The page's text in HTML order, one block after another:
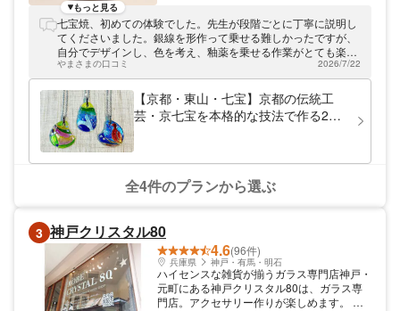
時代に開花した七宝とは、金属製の下地の上
に釉薬を乗せ高温で焼成することで美しいガ
ラス様の質感が得られる伝統工芸のひとつで
ど歴史のある七宝。ヒロミ・アートでは、現
代的にアレンジした京七宝の体験をみなさま
にご提供しています。シンプルな色付けから
本格的な有線七宝まで！その優雅な輝きはい
ることができます（※有線七宝とは、細い線
状の金属を文様の輪郭線に用い、それを境界
にして釉薬（ガラス質の粉）を焼きつける技
も魅力。あなただけのオリジナル七宝を作っ
てみませんか？お待ちしております！
もっと見る
七宝焼、初めての体験でした。先生が段階ごとに丁寧に説明し
てくださいました。銀線を形作って乗せる難しかったですが、
自分でデザインし、色を考え、釉薬を乗せる作業がとても楽し
かったです。焼成直後からの色の変化も面白く、仕上げは先生
がやってくださいますが、自分の作品ができるのは、とても良
い体験でした！
やまさまの口コミ 2026/7/22
【京都・東山・七宝】京都の伝統工
芸・京七宝を本格的な技法で作る2時
全4件のプランから選ぶ
3 神戸クリスタル80
4.6(96件)
兵庫県 神戸・有馬・明石
ハイセンスな雑貨が揃うガラス専門店神戸・
元町にある神戸クリスタル80は、ガラス専
門店。アクセサリー作りが楽しめます。 ヴ